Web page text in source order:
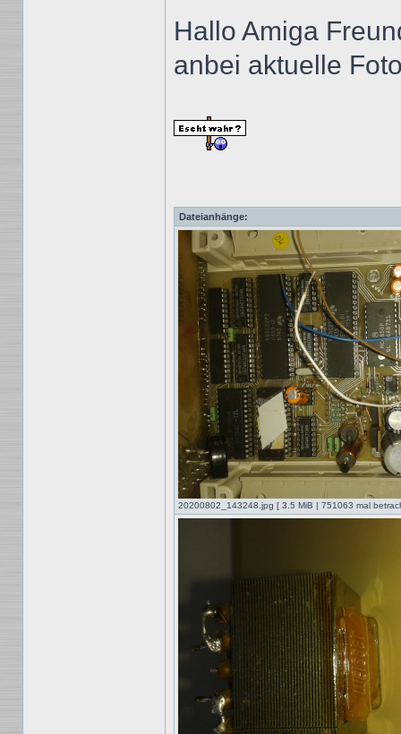
Hallo Amiga
anbei aktuelle
Dateianhänge:
20200802_143248.jpg [ 3.5 MiB | 751063 mal